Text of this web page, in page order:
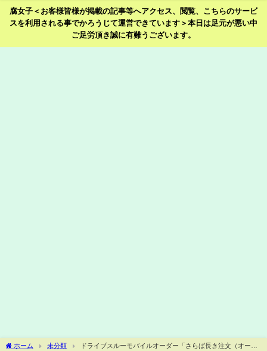
腐女子＜お客様皆様が掲載の記事等へアクセス、閲覧、こちらのサービ
スを利用される事でかろうじて運営できています＞本日は足元が悪い中
ご足労頂き誠に有難うございます。
ホーム 未分類
ドライブスルーモバイルオーダー「さらば長き注文（オーダ